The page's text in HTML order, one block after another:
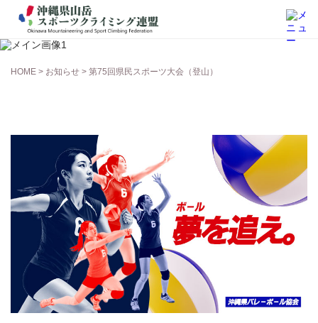
お知らせ
HOME > お知らせ > 第75回県民スポーツ大会（登山）